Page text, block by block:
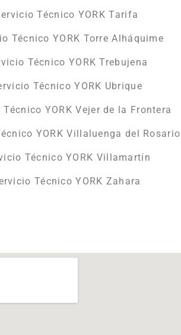
Técnico YORK Tarifa
Técnico YORK Torre Alháquime
Técnico YORK Trebujena
Técnico YORK Ubrique
YORK Vejer de la Frontera
YORK Villaluenga del Rosario
Técnico YORK Villamartín
Técnico YORK Zahara